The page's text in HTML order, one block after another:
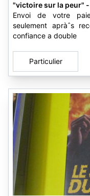
"victoire sur la peur"
Envoi de votre
seulement apràˆs
confiance a double
Particulier